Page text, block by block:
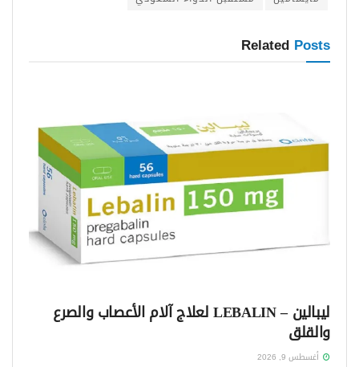
Related Posts
ليبالين – LEBALIN لعلاج آلام الأعصاب والصرع
والقلق
أغسطس 9, 2026